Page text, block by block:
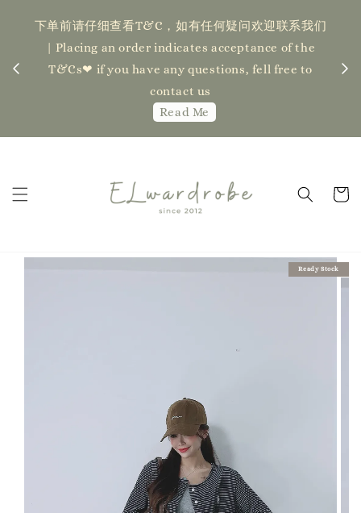
to
记得锁定IG STORY，第一时间获得剧透/推荐款&最
新更新通知 | Stay tune to our IG story for first-
hand updates ❤❤❤❤IG : elwardrobe_melaka
Ready Stock